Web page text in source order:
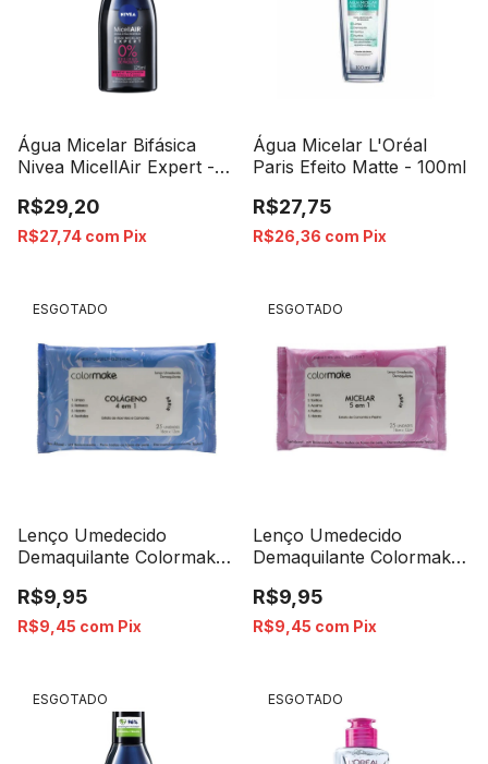
Água Micelar Bifásica
Nivea MicellAir Expert -
R$29,20
R$27,74 com Pix
Água Micelar L'Oréal
Paris Efeito Matte - 100ml
R$27,75
R$26,36 com Pix
ESGOTADO
Lenço Umedecido
Demaquilante Colormake
Unidades
R$9,95
R$9,45 com Pix
ESGOTADO
Lenço Umedecido
Demaquilante Colormake
Unidades
R$9,95
R$9,45 com Pix
ESGOTADO ESGOTADO